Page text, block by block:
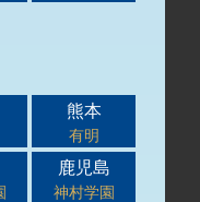
熊本
有明
鹿児島
神村学園